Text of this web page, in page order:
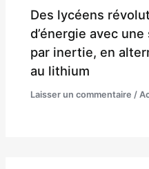
Des lycéens
d’énergie avec
par inertie, en
au lithium
Laisser un commentaire /